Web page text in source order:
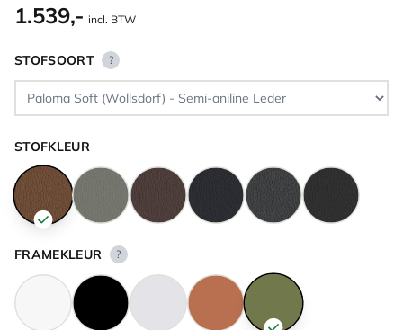
1.539,- incl. BTW
STOFSOORT ?
STOFKLEUR
FRAMEKLEUR ?